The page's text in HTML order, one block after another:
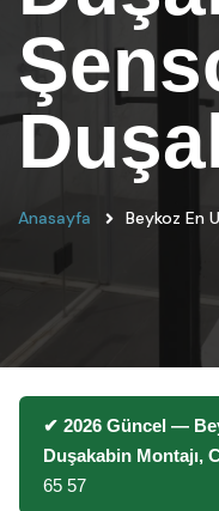
Anasayfa Beykoz En
✔ 2026 Güncel —
Duşakabin Montajı,
65 57